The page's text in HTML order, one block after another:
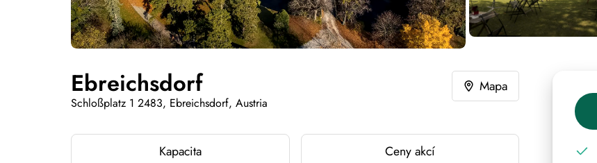
Ebreichsdorf
Schloßplatz 1 2483, Ebreichsdorf, Austria
Mapa
Kapacita Ceny akcí